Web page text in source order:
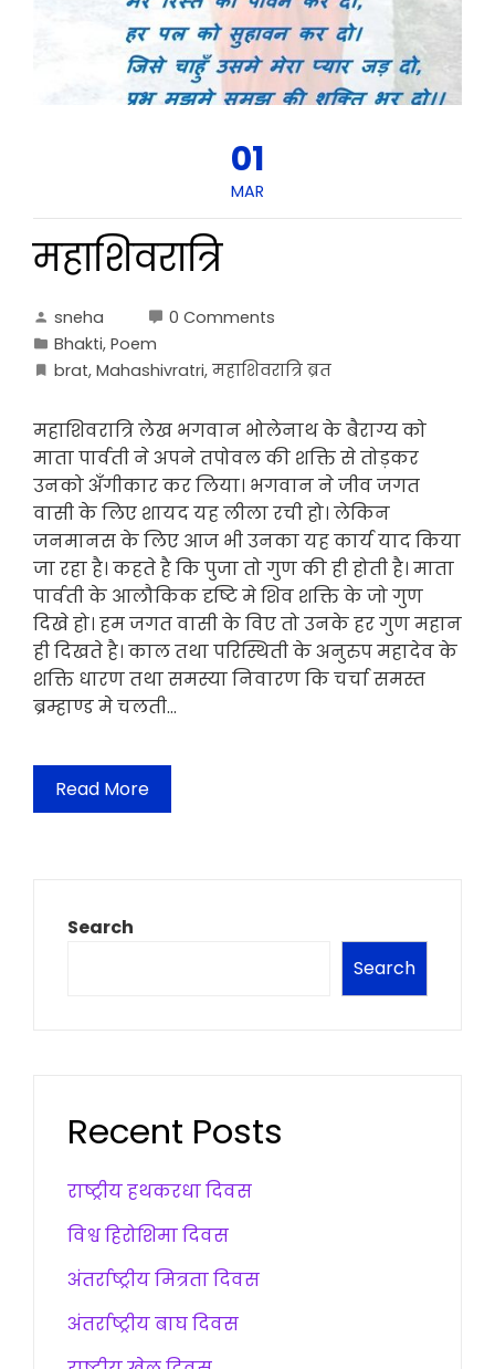
01
MAR
महाशिवरात्रि
sneha
0 Comments
Bhakti, Poem
brat, Mahashivratri, महाशिवरात्रि ब्रत
महाशिवरात्रि लेख भगवान भोलेनाथ के बैराग्य को
माता पार्वती ने अपने तपोवल की शक्ति से तोड़कर
उनको अँगीकार कर लिया। भगवान ने जीव जगत
वासी के लिए शायद यह लीला रची हो। लेकिन
जनमानस के लिए आज भी उनका यह कार्य याद किया
जा रहा है। कहते है कि पुजा तो गुण की ही होती है। माता
पार्वती के आलौकिक दृष्टि मे शिव शक्ति के जो गुण
दिखे हो। हम जगत वासी के विए तो उनके हर गुण महान
ही दिखते है। काल तथा परिस्थिती के अनुरुप महादेव के
शक्ति धारण तथा समस्या निवारण कि चर्चा समस्त
ब्रम्हाण्ड मे चलती…
Read More
Search
Search
Recent Posts
राष्ट्रीय हथकरधा दिवस
विश्व हिरोशिमा दिवस
अंतर्राष्ट्रीय मित्रता दिवस
अंतर्राष्ट्रीय बाघ दिवस